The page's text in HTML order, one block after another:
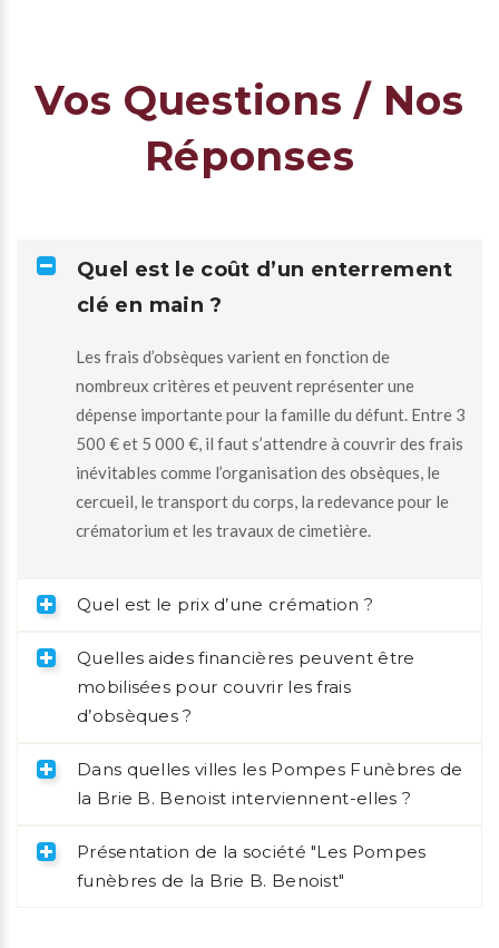
Vos Questions / Nos
Réponses
Quel est le coût d’un enterrement
clé en main ?
Les frais d’obsèques varient en fonction de
nombreux critères et peuvent représenter une
dépense importante pour la famille du défunt. Entre 3
500 € et 5 000 €, il faut s’attendre à couvrir des frais
inévitables comme l’organisation des obsèques, le
cercueil, le transport du corps, la redevance pour le
crématorium et les travaux de cimetière.
Quel est le prix d’une crémation ?
Quelles aides financières peuvent être
mobilisées pour couvrir les frais
d’obsèques ?
Dans quelles villes les Pompes Funèbres de
la Brie B. Benoist interviennent-elles ?
Présentation de la société "Les Pompes
funèbres de la Brie B. Benoist"